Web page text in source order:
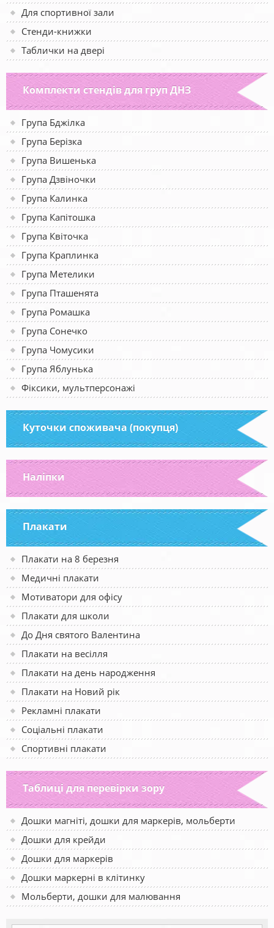
Для спортивної зали
Стенди-книжки
Таблички на двері
Комплекти стендів для груп ДНЗ
Група Бджілка
Група Берізка
Група Вишенька
Група Дзвіночки
Група Калинка
Група Капітошка
Група Квіточка
Група Краплинка
Група Метелики
Група Пташенята
Група Ромашка
Група Сонечко
Група Чомусики
Група Яблунька
Фіксики, мультперсонажі
Куточки споживача (покупця)
Наліпки
Плакати
Плакати на 8 березня
Медичні плакати
Мотиватори для офісу
Плакати для школи
До Дня святого Валентина
Плакати на весілля
Плакати на день народження
Плакати на Новий рік
Рекламні плакати
Соціальні плакати
Спортивні плакати
Таблиці для перевірки зору
Дошки магніті, дошки для маркерів, мольберти
Дошки для крейди
Дошки для маркерів
Дошки маркерні в клітинку
Мольберти, дошки для малювання